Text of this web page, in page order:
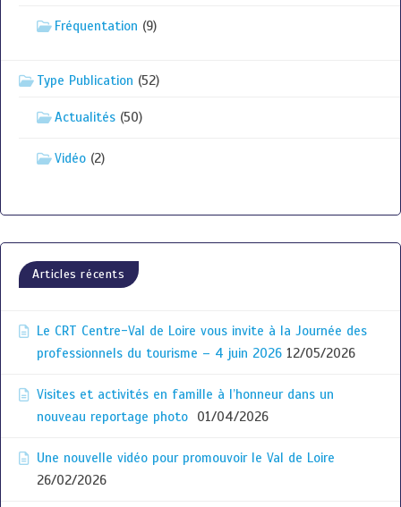
Fréquentation (9)
Type Publication (52)
Actualités (50)
Vidéo (2)
Articles récents
Le CRT Centre-Val de Loire vous invite à la Journée des
professionnels du tourisme – 4 juin 2026 12/05/2026
Visites et activités en famille à l’honneur dans un
nouveau reportage photo
01/04/2026
Une nouvelle vidéo pour promouvoir le Val de Loire
26/02/2026